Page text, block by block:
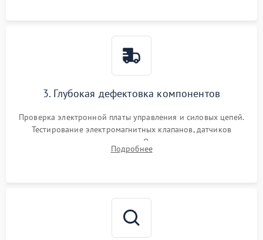
3. Глубокая дефектовка компонентов
Проверка электронной платы управления и силовых цепей.
Тестирование электромагнитных клапанов, датчиков
температуры и расходомера. Оценка степени износа
жерновов кофемолки, уплотнительных колец гидросистемы
Подробнее